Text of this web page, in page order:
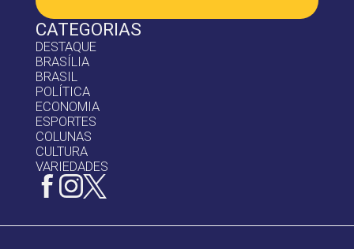
CATEGORIAS
DESTAQUE
BRASÍLIA
BRASIL
POLÍTICA
ECONOMIA
ESPORTES
COLUNAS
CULTURA
VARIEDADES